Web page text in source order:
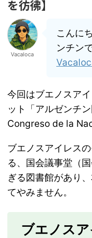
を彷彿】
Vacaloca
こんに
ンチン
今回はブエノスア
ット「アルゼンチ
Congreso de la
ブエノスアイレス
る、国会議事堂（
ぎる図書館があり
てやみません。
ブエノス